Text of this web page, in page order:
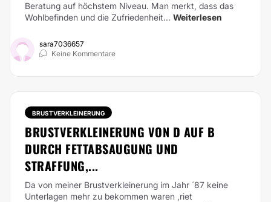
Beratung auf höchstem Niveau. Man merkt, dass das
Wohlbefinden und die Zufriedenheit... Weiterlesen
sara7036657
Keine Kommentare
BRUSTVERKLEINERUNG
BRUSTVERKLEINERUNG VON D AUF B
DURCH FETTABSAUGUNG UND
STRAFFUNG,...
Da von meiner Brustverkleinerung im Jahr ´87 keine
Unterlagen mehr zu bekommen waren ,riet